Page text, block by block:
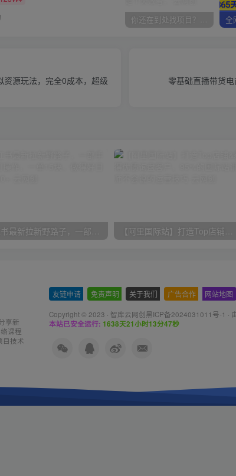
你还在到处找项目？还在当韭菜？我靠卖项目一个月收入5万+，曾经我也是个失败者。
源玩法，完全0成本，超级
零基础直播带货
小红书最新拉新野路子，一部手机即可操作，一单15块，做得好日入2000+ 【阿里国际站】打造Top店铺&获得优质询盘客户，​95%的国际站讲师不会说的运营技巧
享新
课程
目技术
友链申请 免责声明 关于我们 广告合作 网站地图
Copyright © 2023 · 智库云网创黑ICP备2024031011号-1 ·
本站已安全运行: 1638天21小时13分49秒